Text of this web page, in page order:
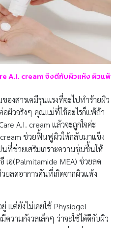
A.I. creamจึงดีกับผิวแห้ง ผิวแพ้
งสารเคมีรุนแรงที่จะไปทำร้ายผิว
อผิวจริงๆ คุณแม่ที่ใช้อะไรก็แพ้ถ้า
A.I. cream แล้วจะถูกใจค่ะ
ช่วยฟื้นฟูผิวให้กลับมาแข็ง
ที่ช่วยเสริมเกราะความชุ่มชื้นให้
เอ(Palmitamide MEA) ช่วยลด
ยลดอาการคันที่เกิดจากผิวแห้ง
ต่ยังไม่เคยใช้ Physiogel
วามกังวลเล็กๆ ว่าจะใช้ได้ดีกับผิว